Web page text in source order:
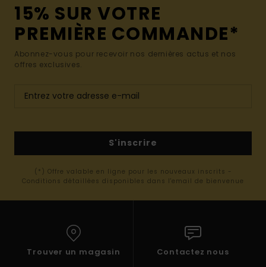
15% SUR VOTRE
PREMIÈRE COMMANDE*
Abonnez-vous pour recevoir nos dernières actus et nos
offres exclusives.
S'inscrire
(*) Offre valable en ligne pour les nouveaux inscrits -
Conditions détaillées disponibles dans l'email de bienvenue
Trouver un magasin Contactez nous